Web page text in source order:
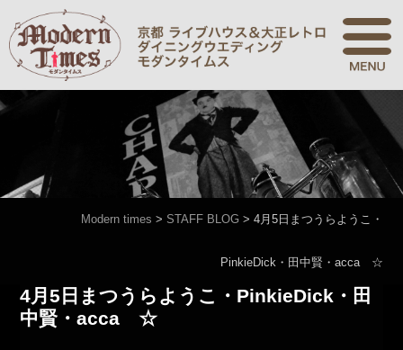
Modern times > STAFF BLOG > 4月5日まつうらようこ・
PinkieDick・田中賢・acca ☆
4月5日まつうらようこ・PinkieDick・田
中賢・acca ☆